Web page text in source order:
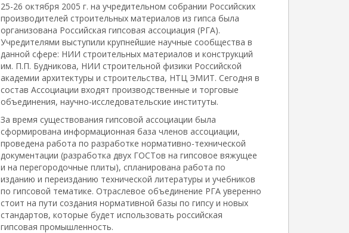
25-26 октября 2005 г. на учредительном собрании Российских
производителей строительных материалов из гипса была
организована Российская гипсовая ассоциация (РГА).
Учредителями выступили крупнейшие научные сообщества в
данной сфере: НИИ строительных материалов и конструкций
им. П.П. Будникова, НИИ строительной физики Российской
академии архитектуры и строительства, НТЦ ЭМИТ. Сегодня в
состав Ассоциации входят производственные и торговые
объединения, научно-исследовательские институты.
За время существования гипсовой ассоциации была
сформирована информационная база членов ассоциации,
проведена работа по разработке нормативно-технической
документации (разработка двух ГОСТов на гипсовое вяжущее
и на перегородочные плиты), спланирована работа по
изданию и переизданию технической литературы и учебников
по гипсовой тематике. Отраслевое объединение РГА уверенно
стоит на пути создания нормативной базы по гипсу и новых
стандартов, которые будет использовать российская
гипсовая промышленность.